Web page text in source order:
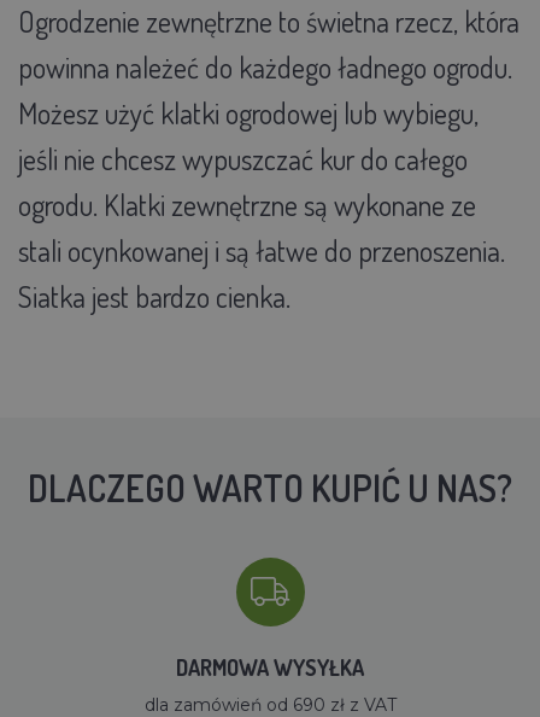
Ogrodzenie zewnętrzne to świetna rzecz, która
powinna należeć do każdego ładnego ogrodu.
Możesz użyć klatki ogrodowej lub wybiegu,
jeśli nie chcesz wypuszczać kur do całego
ogrodu. Klatki zewnętrzne są wykonane ze
stali ocynkowanej i są łatwe do przenoszenia.
Siatka jest bardzo cienka.
DLACZEGO WARTO KUPIĆ U NAS?
DARMOWA WYSYŁKA
dla zamówień od 690 zł z VAT